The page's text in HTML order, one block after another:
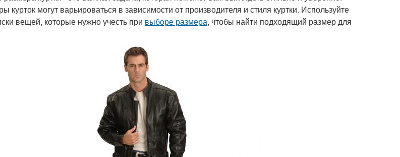
курток могут варьироваться в зависимости от производителя и стиля куртки. Используйте
вещей, которые нужно учесть при выборе размера, чтобы найти подходящий размер для